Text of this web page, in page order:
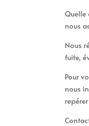
Quelle
nous
Nous
fuite,
Pour
nous